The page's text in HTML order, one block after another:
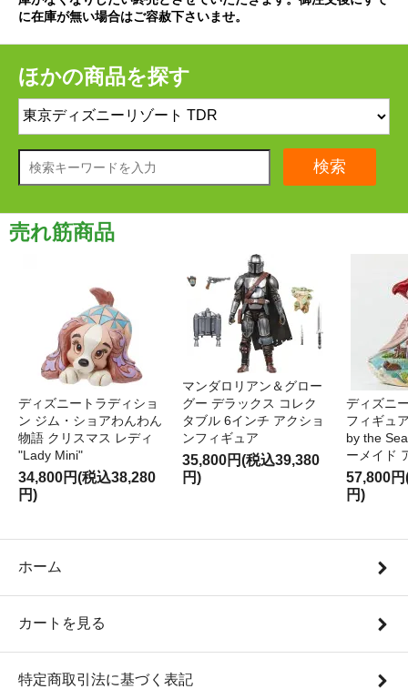
に在庫が無い場合はご容赦下さいませ。
ほかの商品を探す
検索
売れ筋商品
ディズニートラディショ
ン ジム・ショアわんわん
物語 クリスマス レディ
"Lady Mini"
34,800円(税込38,280
円)
マンダロリアン＆グロー
グー デラックス コレク
タブル 6インチ アクショ
ンフィギュア
35,800円(税込39,380
円)
ディズニ
フィギュ
by the
ーメイド
57,800
円)
ホーム
カートを見る
特定商取引法に基づく表記